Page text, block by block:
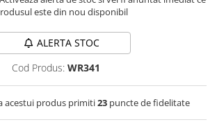
este din nou disponibil
ALERTA STOC
Cod Produs: WR341
acestui produs primiti23puncte de fidelitate